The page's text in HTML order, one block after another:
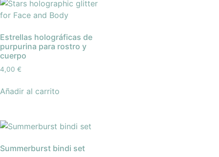
Estrellas holográficas de
purpurina para rostro y
cuerpo
4,00 €
Añadir al carrito
Summerburst bindi set